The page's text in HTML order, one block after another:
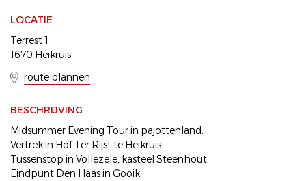
LOCATIE
Terrest 1
1670 Heikruis
route plannen
BESCHRIJVING
Midsummer Evening Tour in pajottenland.
Vertrek in Hof Ter Rijst te Heikruis.
Tussenstop in Vollezele, kasteel Steenhout.
Eindpunt Den Haas in Gooik.